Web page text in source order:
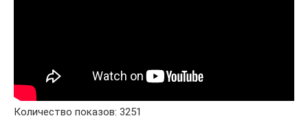
Количество показов: 3251